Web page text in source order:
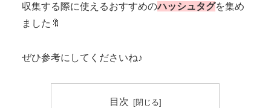
収集する際に使えるおすすめのハッシュタグを集め
ました🔖
ぜひ参考にしてくださいね♪
目次